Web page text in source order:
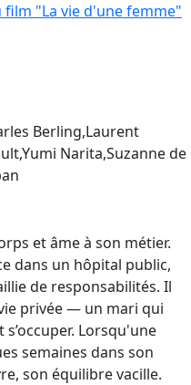
film "La vie d'une femme"
Berling,Laurent
Narita,Suzanne de
et âme à son métier.
dans un hôpital public,
de responsabilités. Il
privée — un mari qui
Lorsqu'une
semaines dans son
son équilibre vacille.